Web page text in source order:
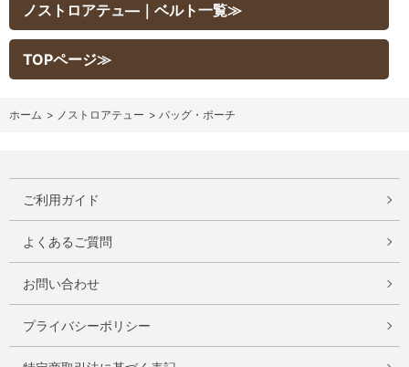
ノストロアテュ―｜ベルト一覧≫
TOPページ≫
ホーム > ノストロアテュー > バッグ・ポーチ
ご利用ガイド
よくあるご質問
お問い合わせ
プライバシーポリシー